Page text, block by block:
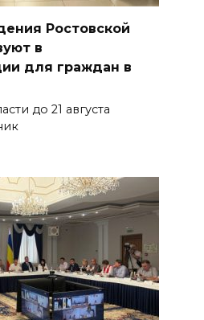
Ростовской
в
для граждан в
до 21 августа